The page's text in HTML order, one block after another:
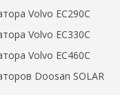
Volvo EC290C
Volvo EC330C
Volvo EC460C
Doosan SOLAR